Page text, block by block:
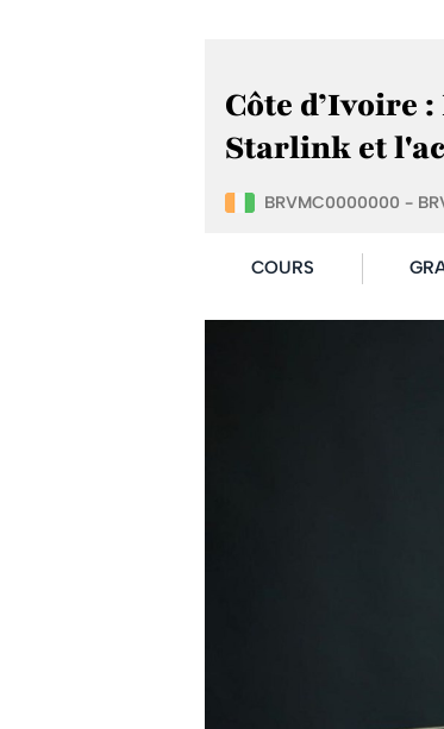
Côte d’Ivoire
Starlink et
BRVMC0000000 -
COURS